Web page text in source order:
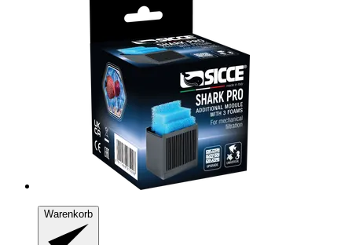
Warenkorb